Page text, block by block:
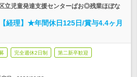
立児童発達支援センターぱお◎残業ほぼな
経理】★年間休日125日/賞与4.4ヶ月
完全週休2日制 第二新卒歓迎